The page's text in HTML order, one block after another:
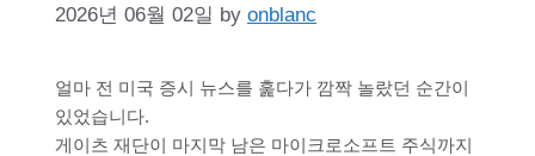
2026년 06월 02일 by onblanc
얼마 전 미국 증시 뉴스를 훑다가 깜짝 놀랐던 순간이
있었습니다.
게이츠 재단이 마지막 남은 마이크로소프트 주식까지